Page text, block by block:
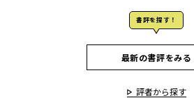
書評を探す！
最新の書評をみる
評者から探す